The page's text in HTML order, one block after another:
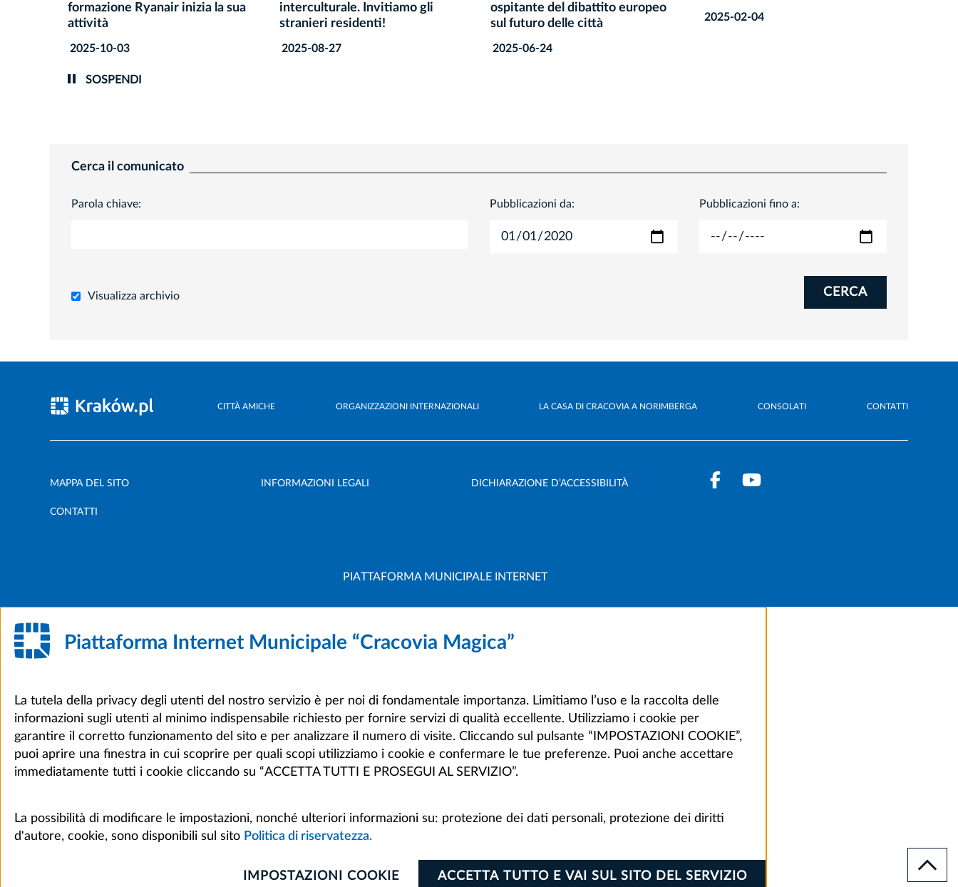
interculturale. Invitiamo gli
stranieri residenti!
2025-08-27
ospitante del dibattito europeo
sul futuro delle città
2025-06-24
2025-02-04
di Cracovia
SOSPENDI
Cerca il comunicato
Parola chiave: Pubblicazioni da: Pubblicazioni fino a:
Visualizza archivio CERCA
CITTÀ AMICHE ORGANIZZAZIONI INTERNAZIONALI LA CASA DI CRACOVIA A NORIMBERGA CONSOLATI CONTATTI
MAPPA DEL SITO INFORMAZIONI LEGALI DICHIARAZIONE D’ACCESSIBILITÀ
CONTATTI
PIATTAFORMA MUNICIPALE INTERNET
Piattaforma Internet Municipale “Cracovia Magica”
La tutela della privacy degli utenti del nostro servizio è per noi di fondamentale importanza. Limitiamo l’uso e la raccolta delle
informazioni sugli utenti al minimo indispensabile richiesto per fornire servizi di qualità eccellente. Utilizziamo i cookie per
garantire il corretto funzionamento del sito e per analizzare il numero di visite. Cliccando sul pulsante “IMPOSTAZIONI COOKIE”,
puoi aprire una finestra in cui scoprire per quali scopi utilizziamo i cookie e confermare le tue preferenze. Puoi anche accettare
immediatamente tutti i cookie cliccando su “ACCETTA TUTTI E PROSEGUI AL SERVIZIO”.
La possibilità di modificare le impostazioni, nonché ulteriori informazioni su: protezione dei dati personali, protezione dei diritti
d'autore, cookie, sono disponibili sul sito Politica di riservatezza.
ACCETTA TUTTO E VAI SUL SITO DEL SERVIZIO
IMPOSTAZIONI COOKIE